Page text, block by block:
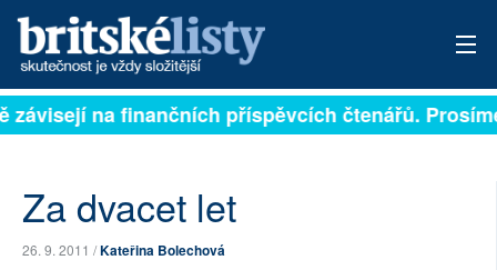
PŘIHLÁSIT
ARCHIV
na finančních příspěvcích čtenářů.
Za dvacet let
26. 9. 2011 /Kateřina Bolechová